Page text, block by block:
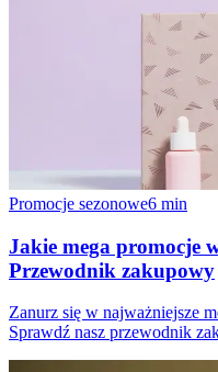
Promocje sezonowe6 min
Jakie mega promocje
Przewodnik zakupowy
Zanurz się w najważniejsze
Sprawdź nasz przewodnik